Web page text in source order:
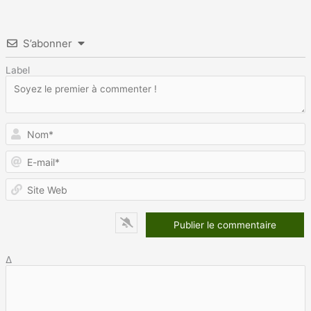
S’abonner
Label
Δ